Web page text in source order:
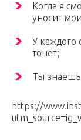
Когда я
уносит
У каждого
тонет;
Ты
https://